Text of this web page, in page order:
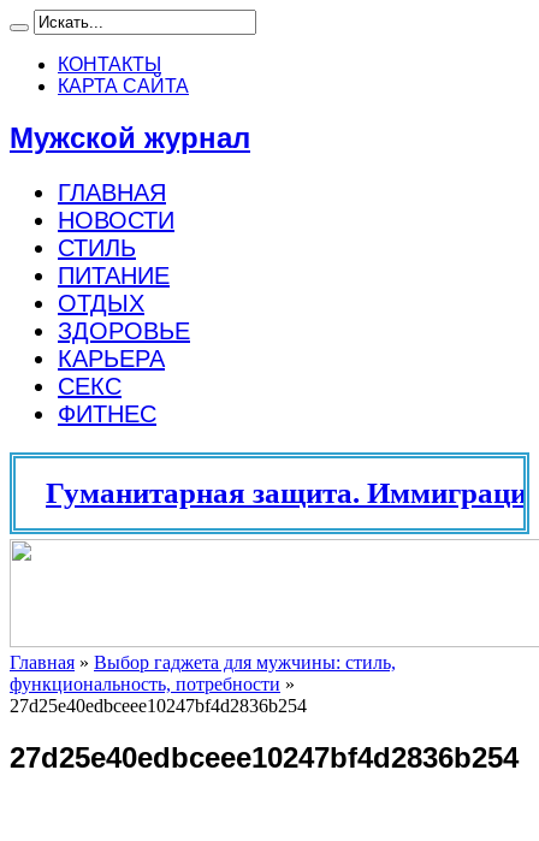
КОНТАКТЫ
КАРТА САЙТА
Мужской журнал
ГЛАВНАЯ
НОВОСТИ
СТИЛЬ
ПИТАНИЕ
ОТДЫХ
ЗДОРОВЬЕ
КАРЬЕРА
СЕКС
ФИТНЕС
Гуманитарная защита.
Главная » Выбор гаджета для мужчины: стиль,
функциональность, потребности »
27d25e40edbceee10247bf4d2836b254
27d25e40edbceee10247bf4d2836b254